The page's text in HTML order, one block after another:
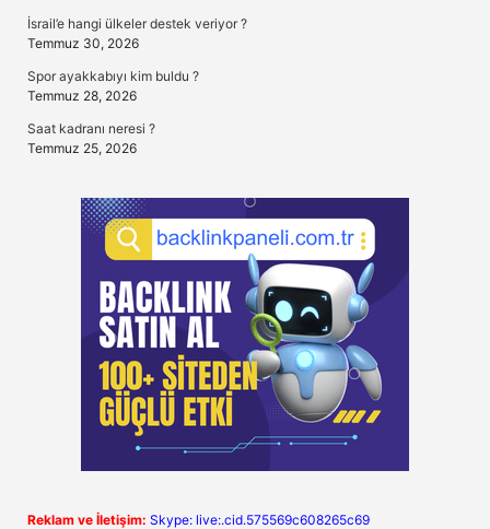
İsrail’e hangi ülkeler destek veriyor ?
Temmuz 30, 2026
Spor ayakkabıyı kim buldu ?
Temmuz 28, 2026
Saat kadranı neresi ?
Temmuz 25, 2026
Reklam ve İletişim: Skype: live:.cid.575569c608265c69